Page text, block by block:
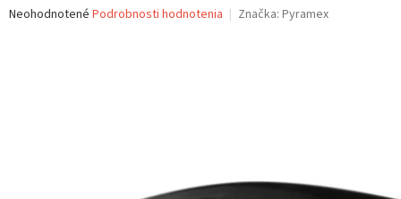
Priemerné
Neohodnotené Podrobnosti hodnotenia Značka: Pyramex